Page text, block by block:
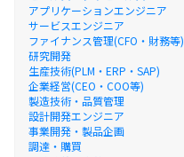
アプリケーションエンジニア
サービスエンジニア
ファイナンス管理(CFO・財務等)
研究開発
生産技術(PLM・ERP・SAP)
企業経営(CEO・COO等)
製造技術・品質管理
設計開発エンジニア
事業開発・製品企画
調達・購買